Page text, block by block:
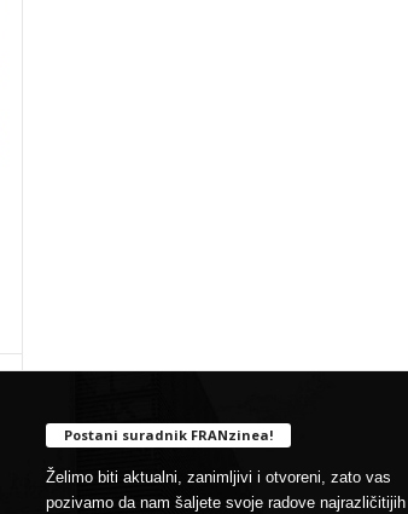
Postani suradnik FRANzinea!
Želimo biti aktualni, zanimljivi i otvoreni, zato vas
pozivamo da nam šaljete svoje radove najrazličitijih